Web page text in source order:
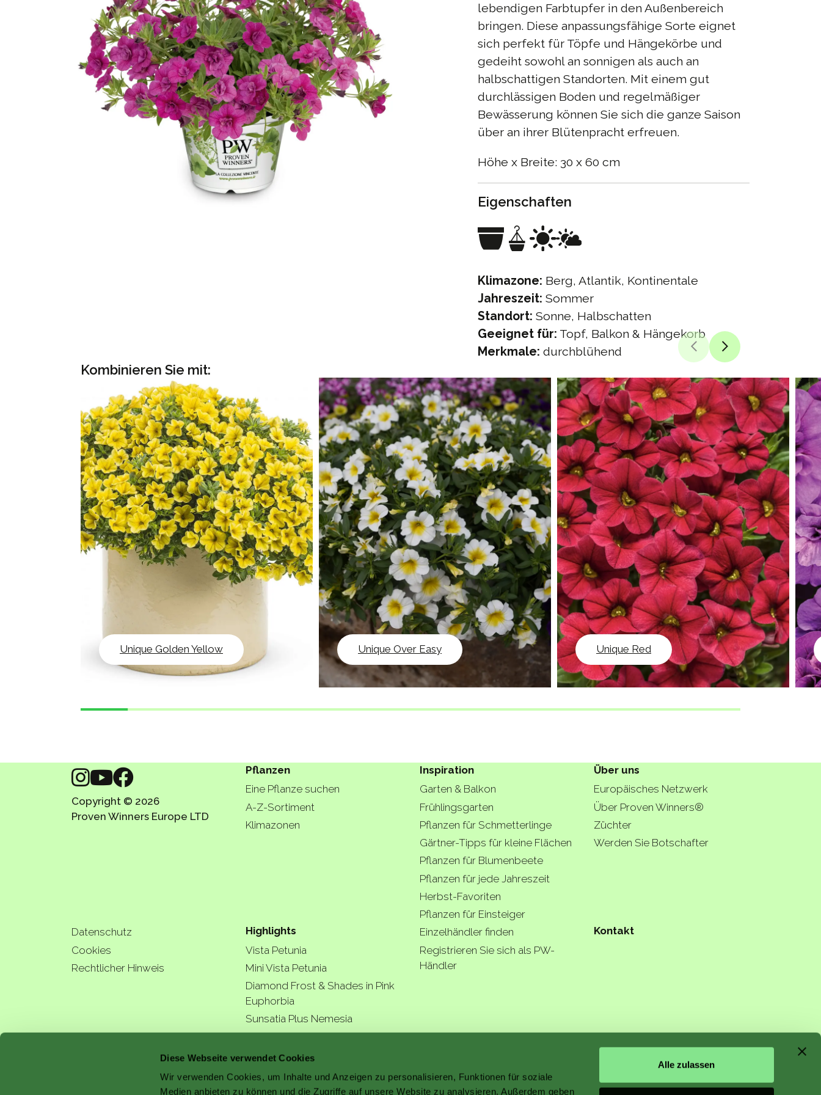
Diese Webseite verwendet Cookies
Wir verwenden Cookies, um Inhalte und Anzeigen zu personalisieren, Funktionen für soziale
Medien anbieten zu können und die Zugriffe auf unsere Website zu analysieren. Außerdem geben
Alle zulassen
lebendigen Farbtupfer in den Außenbereich
bringen. Diese anpassungsfähige Sorte eignet
sich perfekt für Töpfe und Hängekörbe und
gedeiht sowohl an sonnigen als auch an
halbschattigen Standorten. Mit einem gut
durchlässigen Boden und regelmäßiger
Bewässerung können Sie sich die ganze Saison
über an ihrer Blütenpracht erfreuen.
Höhe x Breite: 30 x 60 cm
Eigenschaften
Klimazone: Berg, Atlantik, Kontinentale
Jahreszeit: Sommer
Standort: Sonne, Halbschatten
Geeignet für: Topf, Balkon & Hängekorb
Merkmale: durchblühend
Kombinieren Sie mit:
Unique Golden Yellow Unique Over Easy Unique Red
Copyright © 2026
Proven Winners Europe LTD
Pflanzen
Eine Pflanze suchen
A-Z-Sortiment
Klimazonen
Inspiration
Garten & Balkon
Frühlingsgarten
Pflanzen für Schmetterlinge
Gärtner-Tipps für kleine Flächen
Pflanzen für Blumenbeete
Pflanzen für jede Jahreszeit
Herbst-Favoriten
Pflanzen für Einsteiger
Über uns
Europäisches Netzwerk
Über Proven Winners®
Züchter
Werden Sie Botschafter
Datenschutz
Cookies
Rechtlicher Hinweis
Highlights
Vista Petunia
Mini Vista Petunia
Diamond Frost & Shades in Pink
Euphorbia
Sunsatia Plus Nemesia
Hydrangea Arborescens
Einzelhändler finden
Registrieren Sie sich als PW-
Händler
Kontakt